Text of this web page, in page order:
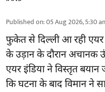
Published on:05 Aug 2026, 5:30
फुकेत सेदिल्लीआ रही
के उड़ान के दौरान अचानक
एयर इंडिया ने विस्तृत बयान
कि घटना के बाद विमान ने